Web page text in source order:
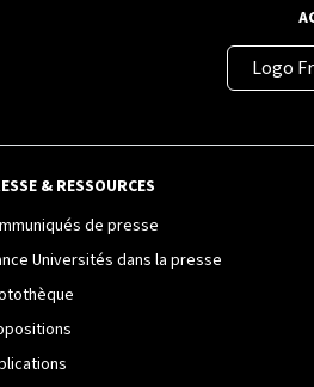
Logo
& RESSOURCES
de presse
Universités dans la presse